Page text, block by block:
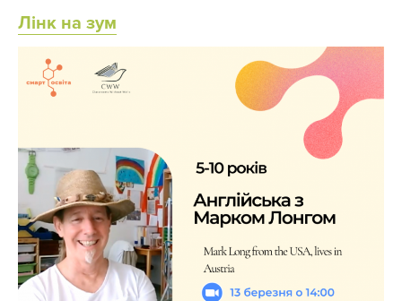
Лінк на зум